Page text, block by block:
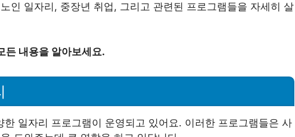
인 일자리, 중장년 취업, 그리고 관련된 프로그램들을 자세히 살
든 내용을 알아보세요.
일자리 프로그램이 운영되고 있어요. 이러한 프로그램들은 사